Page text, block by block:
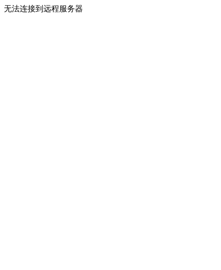
无法连接到远程服务器